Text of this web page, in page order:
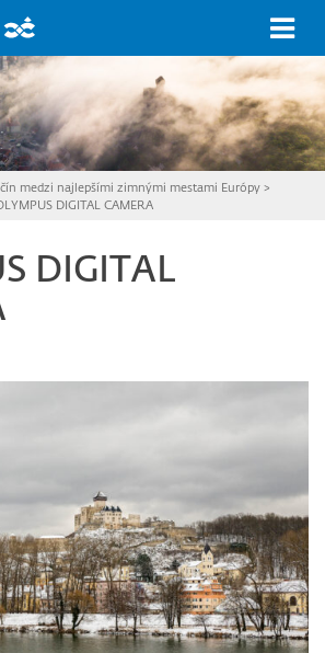
medzi najlepšími zimnými mestami Európy>
DIGITAL CAMERA
DIGITAL